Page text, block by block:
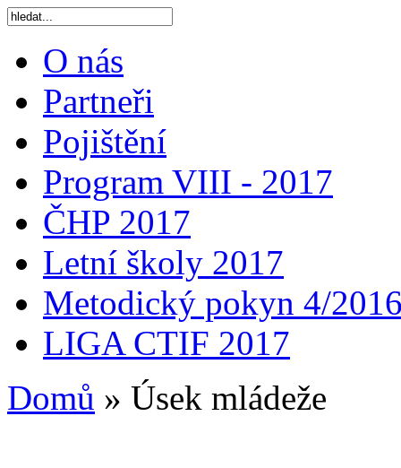
O nás
Partneři
Pojištění
Program VIII - 2017
ČHP 2017
Letní školy 2017
Metodický pokyn 4/
LIGA CTIF 2017
Domů » Úsek mládeže